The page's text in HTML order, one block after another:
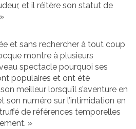
et il réitère son statut de
et sans rechercher à tout coup
montre à plusieurs
spectacle pourquoi ses
populaires et ont été
meilleur lorsqu’il s’aventure en
son numéro sur l’intimidation en
de références temporelles
»